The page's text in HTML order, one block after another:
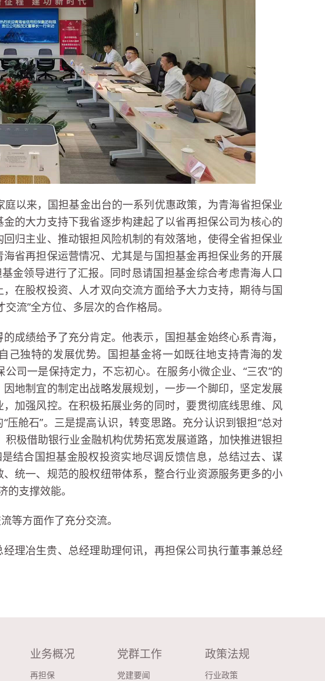
以来，国担基金出台的一系列优惠政策，为青海省担保业
的大力支持下我省逐步构建起了以省再担保公司为核心的
归主业、推动银担风险机制的有效落地，使得全省担保业
省再担保运营情况、尤其是与国担基金再担保业务的开展
金领导进行了汇报。同时恳请国担基金综合考虑青海人口
在股权投资、人才双向交流方面给予大力支持，期待与国
流”全方位、多层次的合作格局。
成绩给予了充分肯定。他表示，国担基金始终心系青海，
己独特的发展优势。国担基金将一如既往地支持青海的发
司一是保持定力，不忘初心。在服务小微企业、“三农”的
地制宜的制定出战略发展规划，一步一个脚印，坚定发展
加强风控。在积极拓展业务的同时，要贯彻底线思维、风
舱石”。三是提高认识，转变思路。充分认识到银担“总对
极借助银行业金融机构优势拓宽发展道路，加快推进银担
结合国担基金股权投资实地尽调反馈信息，总结过去、谋
统一、规范的股权纽带体系，整合行业资源服务更多的小
的支撑效能。
等方面作了充分交流。
理冶生贵、总经理助理何讯，再担保公司执行董事兼总经
业务概况
再担保
党群工作
党建要闻
政策法规
行业政策